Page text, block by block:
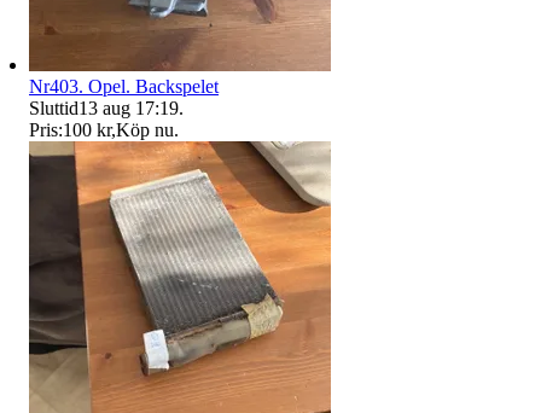
Nr403. Opel. Backspelet
Sluttid13 aug 17:19.
Pris:100 kr,Köp nu.